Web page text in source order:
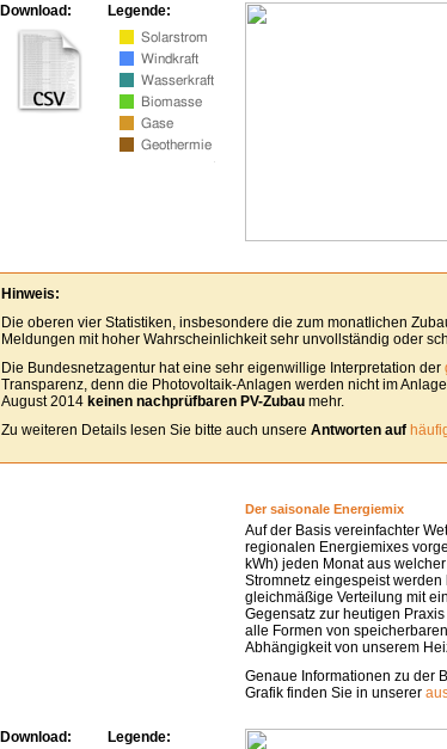
Legende:
Download:
Hinweis:
Die oberen vier Statistiken, insbesondere die zum monatlichen
Meldungen mit hoher Wahrscheinlichkeit sehr unvollständig oder
Die Bundesnetzagentur hat eine sehr eigenwillige Interpretation der
Transparenz, denn die Photovoltaik-Anlagen werden nicht im
August 2014 keinen nachprüfbaren PV-Zubau mehr.
Zu weiteren Details lesen Sie bitte auch unsere Antworten auf
Der saisonale Energiemix
Auf der Basis vereinfachter
regionalen Energiemixes
kWh) jeden Monat aus
Stromnetz eingespeist
gleichmäßige Verteilung mit
Gegensatz zur heutigen
alle Formen von
Abhängigkeit von unserem
Genaue Informationen zu der
Grafik finden Sie in unserer
Legende:
Download: